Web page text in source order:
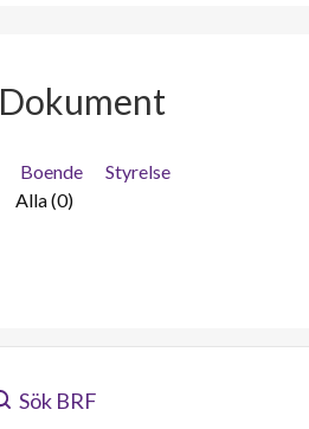
Dokument
Boende
Styrelse
Alla (0)
Sök BRF